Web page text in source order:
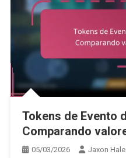
Tokens de Evento
Comparando
05/03/2026 Jaxon Hale